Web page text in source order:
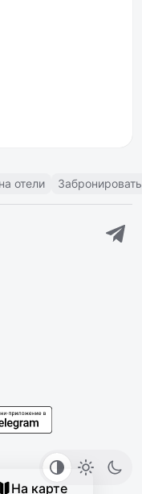
На карте
отели